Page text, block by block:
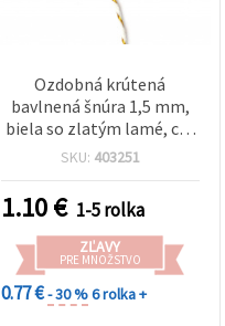
Ozdobná krútená
bavlnená šnúra 1,5 mm,
biela so zlatým lamé, cca
20 m – na balenie
SKU: 403251
1.10€ 1-5 rolka
ZĽAVY
PRE MNOŽSTVO
0.77 €- 30 %6 rolka +